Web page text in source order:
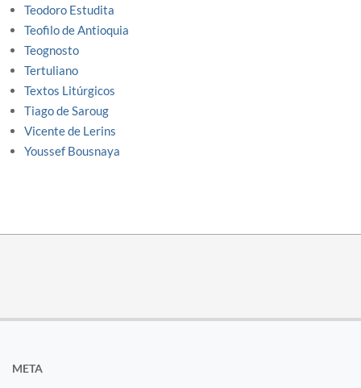
Teodoro Estudita
Teofilo de Antioquia
Teognosto
Tertuliano
Textos Litúrgicos
Tiago de Saroug
Vicente de Lerins
Youssef Bousnaya
META